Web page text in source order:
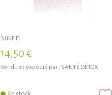
Sukrin
14,50 €
Vendu et expédié par : SANTÉ DÉTOX